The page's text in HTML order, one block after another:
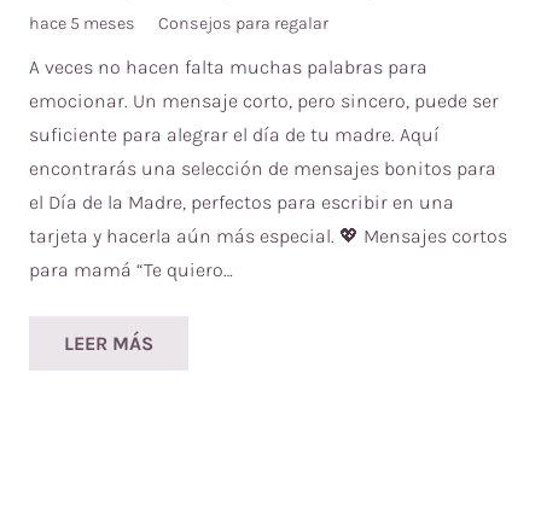
hace 5 meses Consejos para regalar
A veces no hacen falta muchas palabras para
emocionar. Un mensaje corto, pero sincero, puede ser
suficiente para alegrar el día de tu madre. Aquí
encontrarás una selección de mensajes bonitos para
el Día de la Madre, perfectos para escribir en una
tarjeta y hacerla aún más especial. 💖 Mensajes cortos
para mamá “Te quiero…
LEER MÁS